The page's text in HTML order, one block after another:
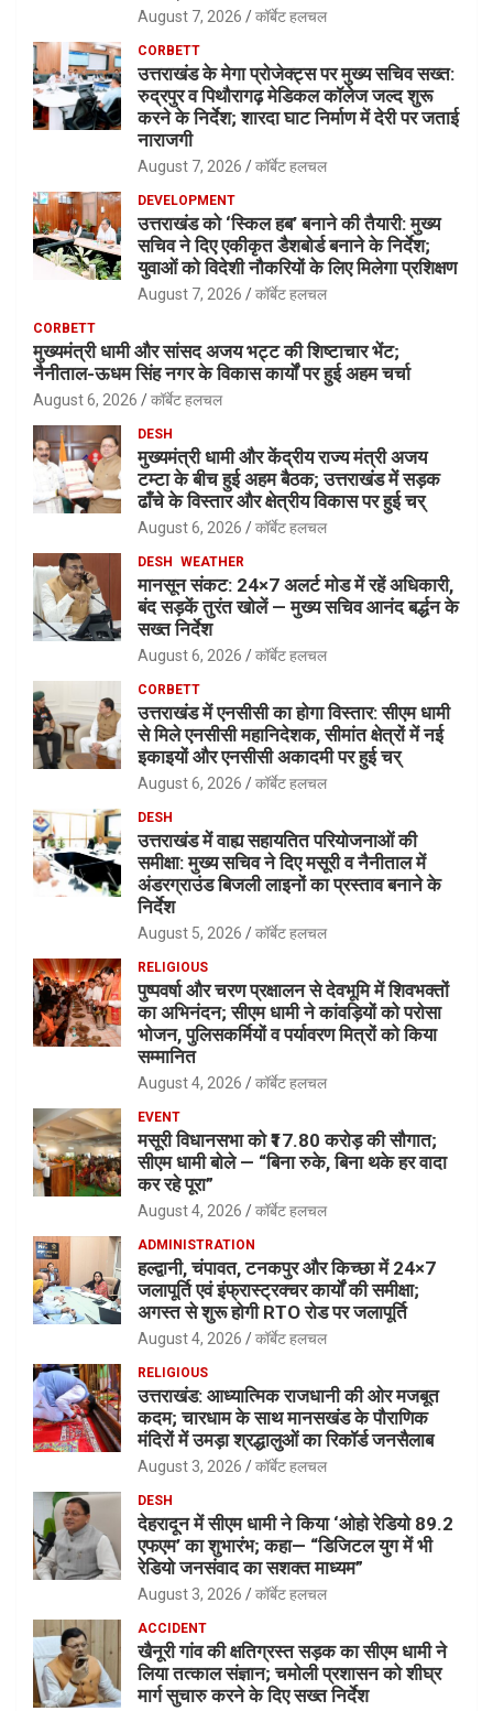
August 7, 2026 कॉर्बेट हलचल
CORBETT
उत्तराखंड के मेगा प्रोजेक्ट्स पर मुख्य सचिव सख्त:
रुद्रपुर व पिथौरागढ़ मेडिकल कॉलेज जल्द शुरू
करने के निर्देश; शारदा घाट निर्माण में देरी पर जताई
नाराजगी
August 7, 2026 कॉर्बेट हलचल
DEVELOPMENT
उत्तराखंड को ‘स्किल हब’ बनाने की तैयारी: मुख्य
सचिव ने दिए एकीकृत डैशबोर्ड बनाने के निर्देश;
युवाओं को विदेशी नौकरियों के लिए मिलेगा प्रशिक्षण
August 7, 2026 कॉर्बेट हलचल
CORBETT
मुख्यमंत्री धामी और सांसद अजय भट्ट की शिष्टाचार भेंट;
नैनीताल-ऊधम सिंह नगर के विकास कार्यों पर हुई अहम चर्चा
August 6, 2026 कॉर्बेट हलचल
DESH
मुख्यमंत्री धामी और केंद्रीय राज्य मंत्री अजय
टम्टा के बीच हुई अहम बैठक; उत्तराखंड में सड़क
ढाँचे के विस्तार और क्षेत्रीय विकास पर हुई चर्
August 6, 2026 कॉर्बेट हलचल
DESH WEATHER
मानसून संकट: 24×7 अलर्ट मोड में रहें अधिकारी,
बंद सड़कें तुरंत खोलें — मुख्य सचिव आनंद बर्द्धन के
सख्त निर्देश
August 6, 2026 कॉर्बेट हलचल
CORBETT
उत्तराखंड में एनसीसी का होगा विस्तार: सीएम धामी
से मिले एनसीसी महानिदेशक, सीमांत क्षेत्रों में नई
इकाइयों और एनसीसी अकादमी पर हुई चर्
August 6, 2026 कॉर्बेट हलचल
DESH
उत्तराखंड में वाह्य सहायतित परियोजनाओं की
समीक्षा: मुख्य सचिव ने दिए मसूरी व नैनीताल में
अंडरग्राउंड बिजली लाइनों का प्रस्ताव बनाने के
निर्देश
August 5, 2026 कॉर्बेट हलचल
RELIGIOUS
पुष्पवर्षा और चरण प्रक्षालन से देवभूमि में शिवभक्तों
का अभिनंदन; सीएम धामी ने कांवड़ियों को परोसा
भोजन, पुलिसकर्मियों व पर्यावरण मित्रों को किया
सम्मानित
August 4, 2026 कॉर्बेट हलचल
EVENT
मसूरी विधानसभा को ₹17.80 करोड़ की सौगात;
सीएम धामी बोले — “बिना रुके, बिना थके हर वादा
कर रहे पूरा”
August 4, 2026 कॉर्बेट हलचल
ADMINISTRATION
हल्द्वानी, चंपावत, टनकपुर और किच्छा में 24×7
जलापूर्ति एवं इंफ्रास्ट्रक्चर कार्यों की समीक्षा;
अगस्त से शुरू होगी RTO रोड पर जलापूर्ति
August 4, 2026 कॉर्बेट हलचल
RELIGIOUS
उत्तराखंड: आध्यात्मिक राजधानी की ओर मजबूत
कदम; चारधाम के साथ मानसखंड के पौराणिक
मंदिरों में उमड़ा श्रद्धालुओं का रिकॉर्ड जनसैलाब
August 3, 2026 कॉर्बेट हलचल
DESH
देहरादून में सीएम धामी ने किया ‘ओहो रेडियो 89.2
एफएम’ का शुभारंभ; कहा— “डिजिटल युग में भी
रेडियो जनसंवाद का सशक्त माध्यम”
August 3, 2026 कॉर्बेट हलचल
ACCIDENT
खैनूरी गांव की क्षतिग्रस्त सड़क का सीएम धामी ने
लिया तत्काल संज्ञान; चमोली प्रशासन को शीघ्र
मार्ग सुचारु करने के दिए सख्त निर्देश